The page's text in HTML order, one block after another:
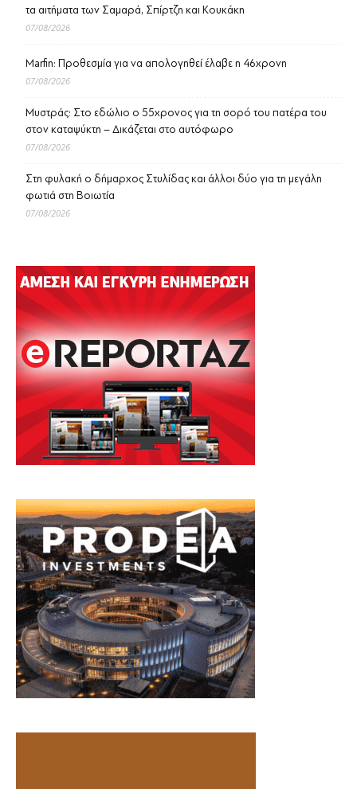
τα αιτήματα των Σαμαρά, Σπίρτζη και Κουκάκη
07/08/2026
Marfin: Προθεσμία για να απολογηθεί έλαβε η 46χρονη
07/08/2026
Μυστράς: Στο εδώλιο ο 55χρονος για τη σορό του πατέρα του
στον καταψύκτη – Δικάζεται στο αυτόφωρο
07/08/2026
Στη φυλακή ο δήμαρχος Στυλίδας και άλλοι δύο για τη μεγάλη
φωτιά στη Βοιωτία
07/08/2026